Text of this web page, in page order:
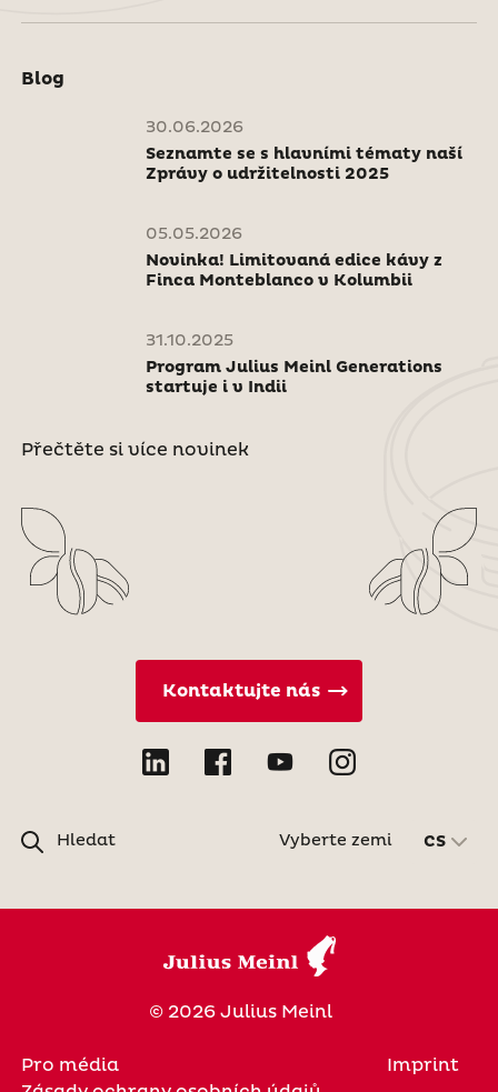
Blog
30.06.2026
Seznamte se s hlavními tématy naší
Zprávy o udržitelnosti 2025
05.05.2026
Novinka! Limitovaná edice kávy z
Finca Monteblanco v Kolumbii
31.10.2025
Program Julius Meinl Generations
startuje i v Indii
Přečtěte si více novinek
Hledat
Kontaktujte nás
Vyberte zemi CS
© 2026 Julius Meinl
Pro média
Imprint